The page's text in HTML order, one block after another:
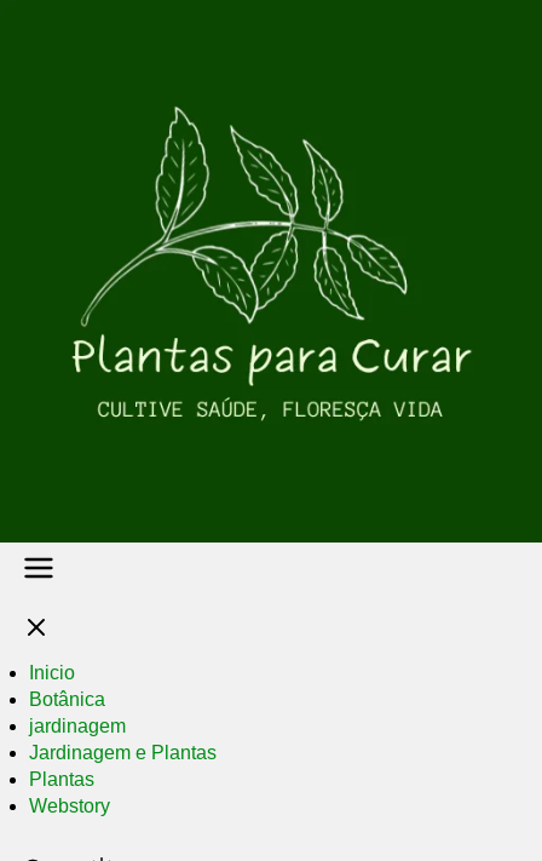
Inicio
Botânica
jardinagem
Jardinagem e Plantas
Plantas
Webstory